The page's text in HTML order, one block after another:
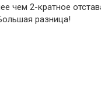
чем 2-кратное
разница!